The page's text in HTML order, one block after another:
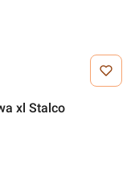
xl Stalco